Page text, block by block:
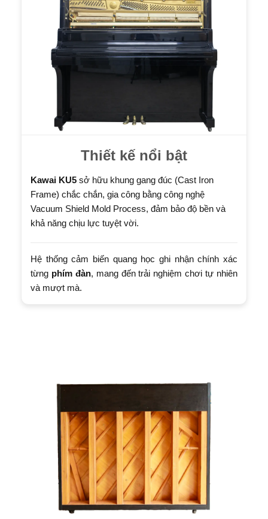
Thiết kế nổi bật
Kawai KU5 sở hữu khung gang đúc (Cast Iron
Frame) chắc chắn, gia công bằng công nghệ
Vacuum Shield Mold Process, đảm bảo độ bền và
khả năng chịu lực tuyệt vời.
Hệ thống cảm biến quang học ghi nhận chính xác
từng phím đàn, mang đến trải nghiệm chơi tự nhiên
và mượt mà.